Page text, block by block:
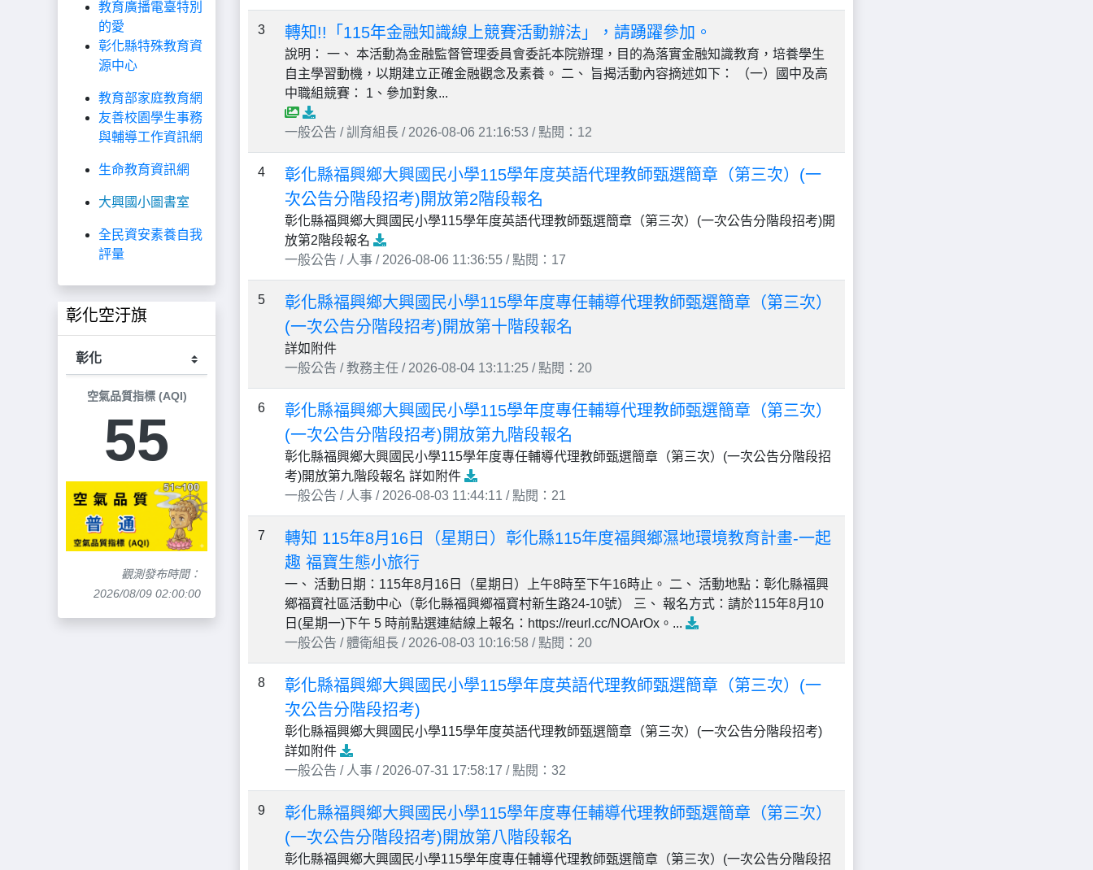
教育廣播電臺特別
的愛
彰化縣特殊教育資
源中心
教育部家庭教育網
友善校園學生事務
與輔導工作資訊網
生命教育資訊網
大興國小圖書室
全民資安素養自我
評量
彰化空汙旗
空氣品質指標 (AQI)
55
觀測發布時間：
2026/08/09 02:00:00
3 轉知!!「115年金融知識線上競賽活動辦法」，請踴躍參加。
說明： 一、 本活動為金融監督管理委員會委託本院辦理，目的為落實金融知識教育，培養學生
自主學習動機，以期建立正確金融觀念及素養。 二、 旨揭活動內容摘述如下： （一）國中及高
中職組競賽： 1、參加對象...
一般公告 / 訓育組長 / 2026-08-06 21:16:53 / 點閱：12
4
彰化縣福興鄉大興國民小學115學年度英語代理教師甄選簡章（第三次）(一
次公告分階段招考)開放第2階段報名
彰化縣福興鄉大興國民小學115學年度英語代理教師甄選簡章（第三次）(一次公告分階段招考)開
放第2階段報名
一般公告 / 人事 / 2026-08-06 11:36:55 / 點閱：17
5
彰化縣福興鄉大興國民小學115學年度專任輔導代理教師甄選簡章（第三次）
(一次公告分階段招考)開放第十階段報名
詳如附件
一般公告 / 教務主任 / 2026-08-04 13:11:25 / 點閱：20
6
彰化縣福興鄉大興國民小學115學年度專任輔導代理教師甄選簡章（第三次）
(一次公告分階段招考)開放第九階段報名
彰化縣福興鄉大興國民小學115學年度專任輔導代理教師甄選簡章（第三次）(一次公告分階段招
考)開放第九階段報名 詳如附件
一般公告 / 人事 / 2026-08-03 11:44:11 / 點閱：21
7
轉知 115年8月16日（星期日）彰化縣115年度福興鄉濕地環境教育計畫-一起
趣 福寶生態小旅行
一、 活動日期：115年8月16日（星期日）上午8時至下午16時止。 二、 活動地點：彰化縣福興
鄉福寶社區活動中心（彰化縣福興鄉福寶村新生路24-10號） 三、 報名方式：請於115年8月10
日(星期一)下午 5 時前點選連結線上報名：https://reurl.cc/NOArOx。...
一般公告 / 體衛組長 / 2026-08-03 10:16:58 / 點閱：20
8
彰化縣福興鄉大興國民小學115學年度英語代理教師甄選簡章（第三次）(一
次公告分階段招考)
彰化縣福興鄉大興國民小學115學年度英語代理教師甄選簡章（第三次）(一次公告分階段招考)
詳如附件
一般公告 / 人事 / 2026-07-31 17:58:17 / 點閱：32
9
彰化縣福興鄉大興國民小學115學年度專任輔導代理教師甄選簡章（第三次）
(一次公告分階段招考)開放第八階段報名
彰化縣福興鄉大興國民小學115學年度專任輔導代理教師甄選簡章（第三次）(一次公告分階段招